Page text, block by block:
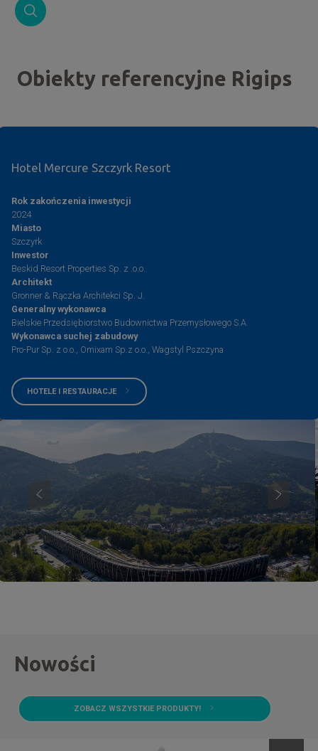
Obiekty referencyjne Rigips
Hotel Mercure Szczyrk Resort
Rok zakończenia inwestycji
2024
Miasto
Szczyrk
Inwestor
Beskid Resort Properties Sp. z .o.o.
Architekt
Gronner & Rączka Architekci Sp. J.
Generalny wykonawca
Bielskie Przedsiębiorstwo Budownictwa Przemysłowego S.A.
Wykonawca suchej zabudowy
Pro-Pur Sp. z o.o., Omixam Sp.z o.o., Wagstyl Pszczyna
HOTELE I RESTAURACJE
Nowości
ZOBACZ WSZYSTKIE PRODUKTY!